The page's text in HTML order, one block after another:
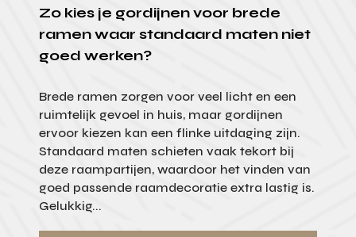
Zo kies je gordijnen voor brede
ramen waar standaard maten niet
goed werken?
Brede ramen zorgen voor veel licht en een
ruimtelijk gevoel in huis, maar gordijnen
ervoor kiezen kan een flinke uitdaging zijn.
Standaard maten schieten vaak tekort bij
deze raampartijen, waardoor het vinden van
goed passende raamdecoratie extra lastig is.
Gelukkig...